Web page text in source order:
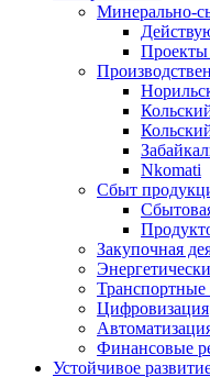
Минерально-
Проекты
Nkomati
Сбыт
Закупочная
Транспортные
Цифровизация
Финансовые
Устойчивое